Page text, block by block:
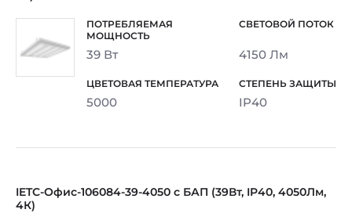
39 Вт 4150 Лм
5000 IP40
IETC-Офис-106084-39-4050 с БАП (39Вт, IP40, 4050Лм,
4К)